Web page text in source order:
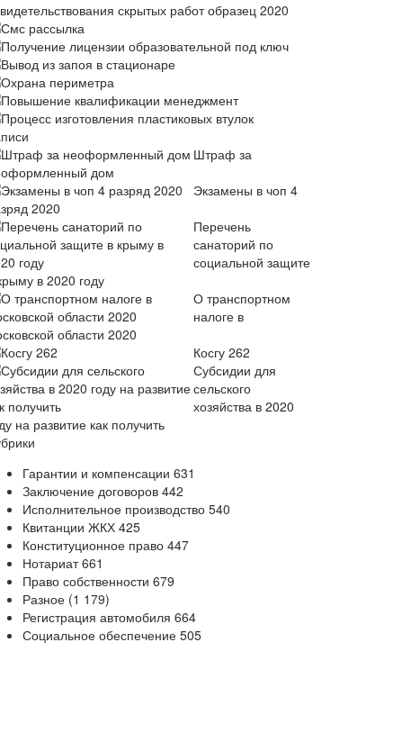
скрытых работ образец 2020
Смс рассылка
Получение лицензии образовательной под ключ
Вывод из запоя в стационаре
Охрана периметра
Повышение квалификации менеджмент
Процесс изготовления пластиковых втулок
Штраф за
дом
Экзамены в чоп 4
2020
Перечень
санаторий по
социальной защите
в 2020 году
О транспортном
налоге в
области 2020
Косгу 262
Субсидии для
сельского
хозяйства в 2020
на развитие как получить
Гарантии и компенсации 631
Заключение договоров 442
Исполнительное производство 540
Квитанции ЖКХ 425
Конституционное право 447
Нотариат661
Право собственности 679
Разное (1 179)
Регистрация автомобиля 664
Социальное обеспечение 505